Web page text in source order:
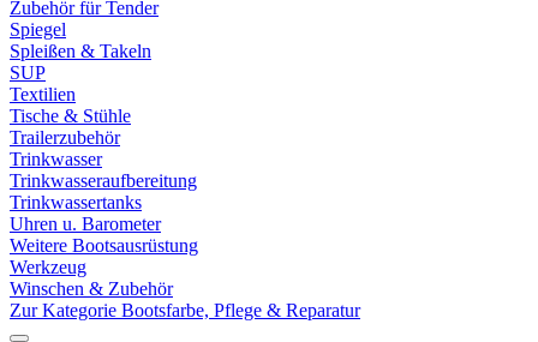
Zubehör für Tender
Spiegel
Spleißen & Takeln
SUP
Textilien
Tische & Stühle
Trailerzubehör
Trinkwasser
Trinkwasseraufbereitung
Trinkwassertanks
Uhren u. Barometer
Weitere Bootsausrüstung
Werkzeug
Winschen & Zubehör
Zur Kategorie Bootsfarbe, Pflege & Reparatur